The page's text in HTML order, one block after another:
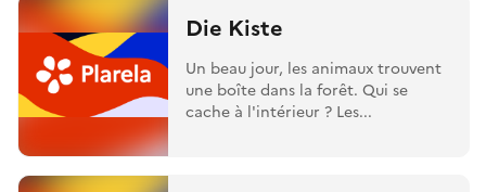
Die Kiste
Un beau jour, les animaux trouvent
une boîte dans la forêt. Qui se
cache à l'intérieur ? Les...